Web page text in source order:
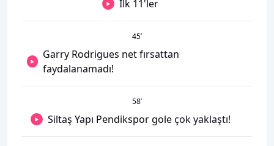
İlk 11'ler
45’
Garry Rodrigues net fırsattan
faydalanamadı!
58’
Siltaş Yapı Pendikspor gole çok yaklaştı!